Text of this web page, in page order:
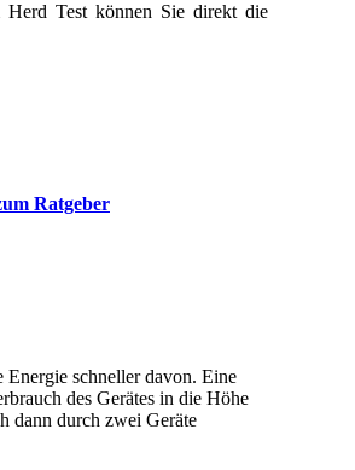
Test können Sie direkt die
Ratgeber
Energie schneller davon. Eine
des Gerätes in die Höhe
dann durch zwei Geräte